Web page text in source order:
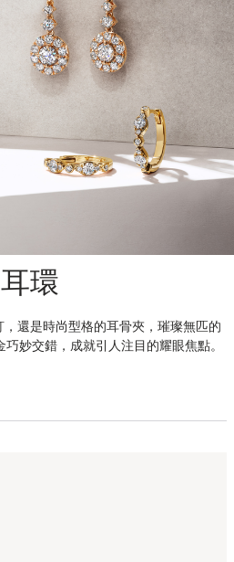
耳環
還是時尚型格的耳骨夾，璀璨無匹的
妙交錯，成就引人注目的耀眼焦點。